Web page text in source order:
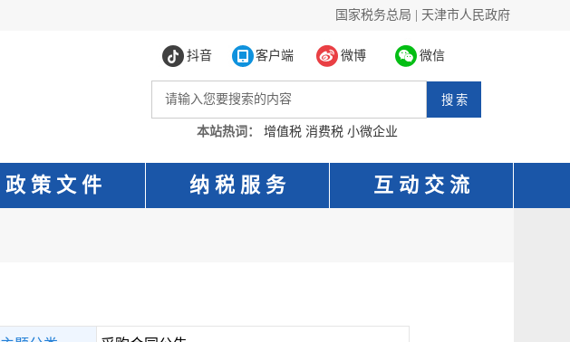
国家税务总局 天津市人民政府
抖音 客户端 微博 微信
本站热词： 增值税 消费税 小微企业
政 策 文 件 纳 税 服 务 互 动 交 流